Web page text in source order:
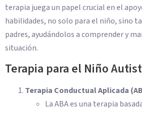
terapia juega un papel crucial en el
habilidades, no solo para el niño, sino
padres, ayudándolos a comprender y
situación.
Terapia para el Niño
Terapia Conductual Aplicada
La ABA es una terapia